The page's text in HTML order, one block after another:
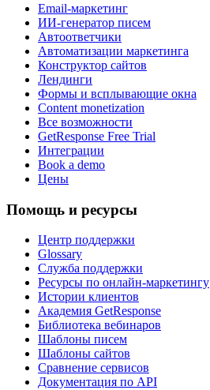
Email-маркетинг
ИИ-генератор писем
Автоответчики
Автоматизации маркетинга
Конструктор сайтов
Лендинги
Формы и всплывающие окна
Content monetization
Все возможности
GetResponse Free Trial
Интеграции
Book a demo
Цены
Помощь и ресурсы
Центр поддержки
Glossary
Служба поддержки
Ресурсы по онлайн-маркетингу
Истории клиентов
Академия GetResponse
Библиотека вебинаров
Шаблоны писем
Шаблоны сайтов
Сравнение сервисов
Документация по API